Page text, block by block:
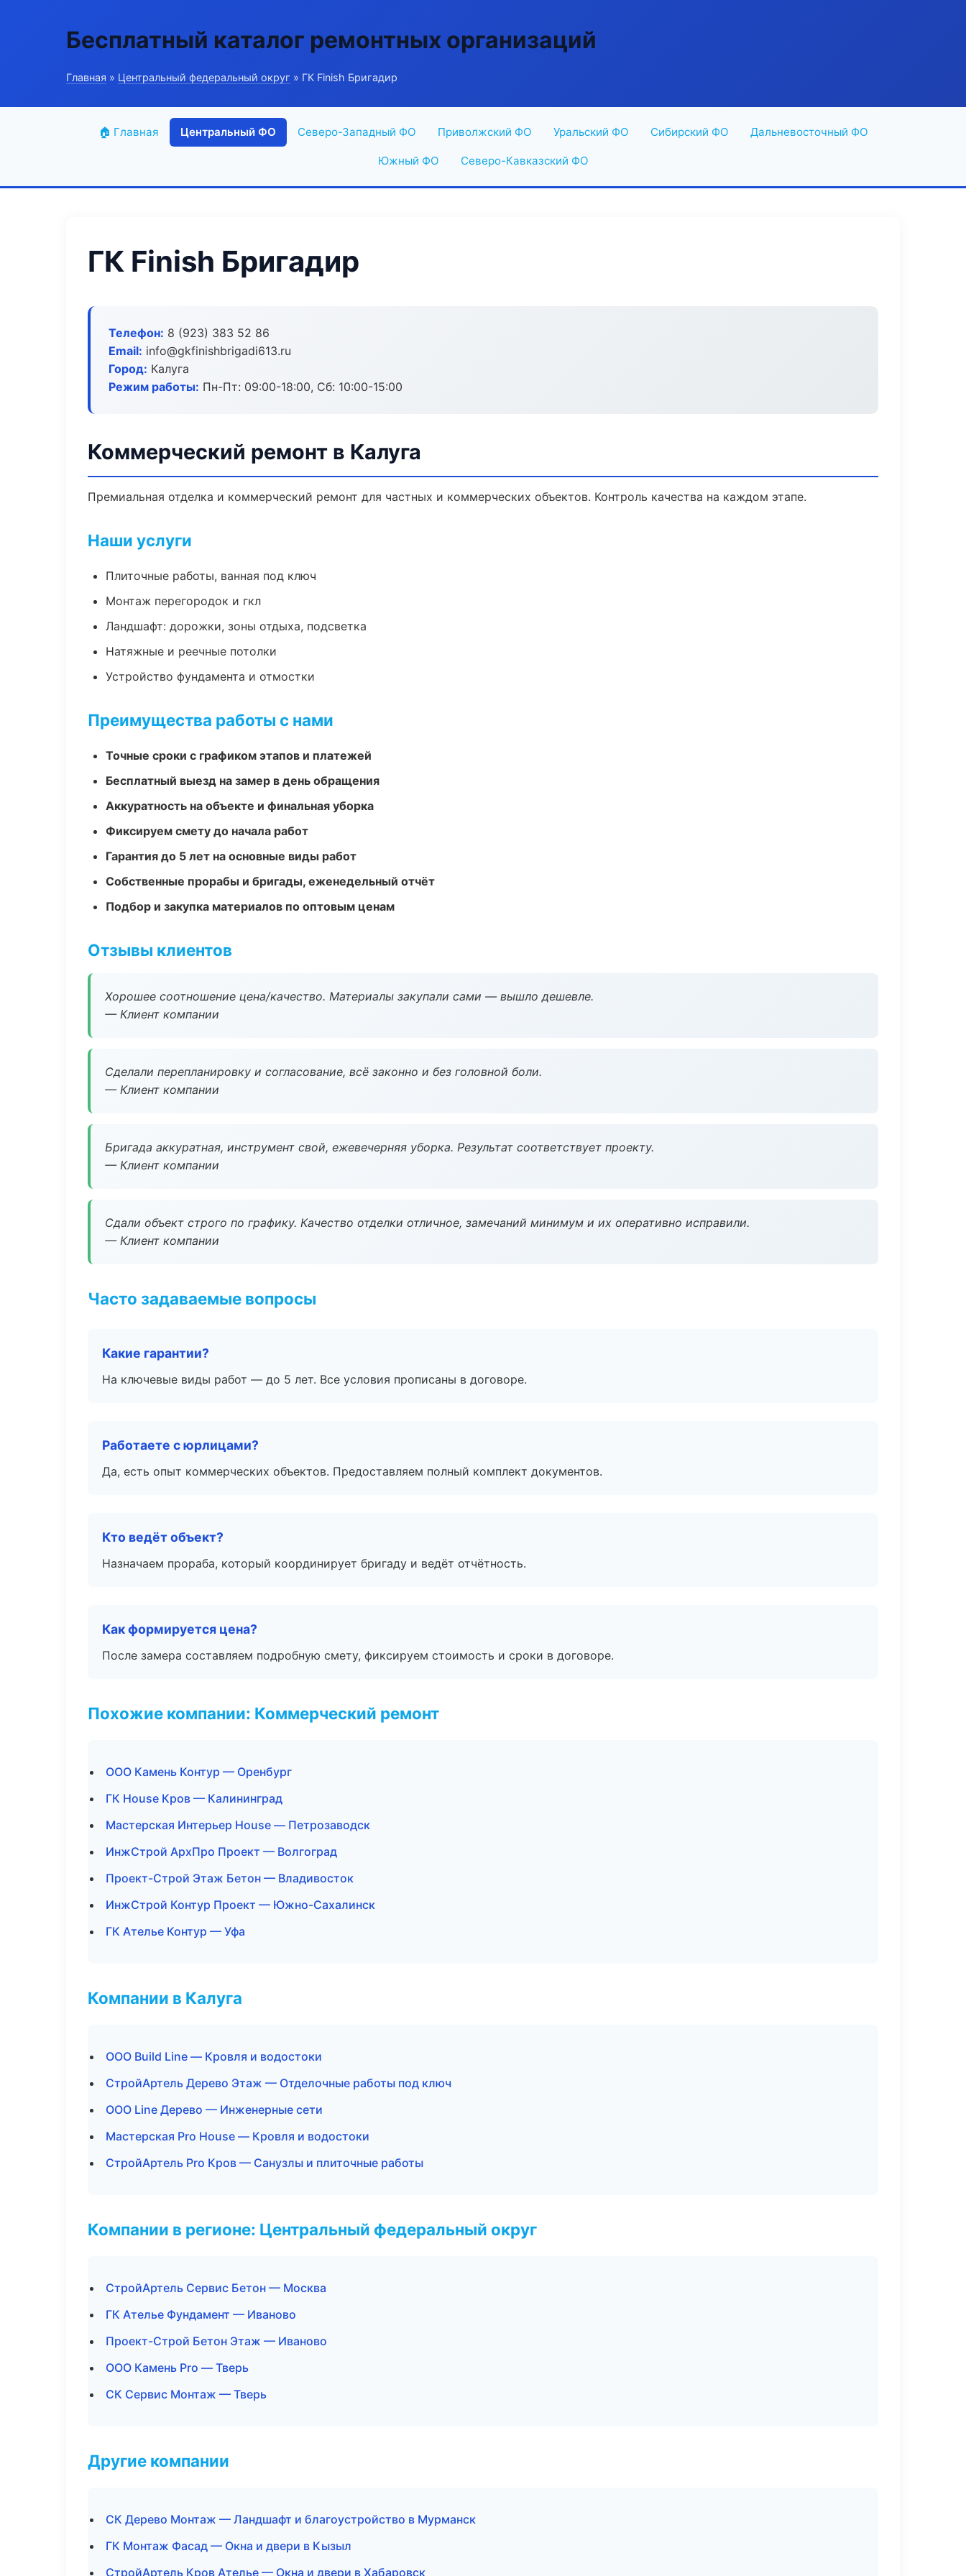
Бесплатный каталог ремонтных организаций
Главная » Центральный федеральный округ » ГК Finish Бригадир
🏠 Главная Центральный ФО Северо-Западный ФО Приволжский ФО Уральский ФО Сибирский ФО Дальневосточный ФО
Южный ФО Северо-Кавказский ФО
ГК Finish Бригадир
Телефон: 8 (923) 383 52 86
Email: info@gkfinishbrigadi613.ru
Город: Калуга
Режим работы: Пн-Пт: 09:00-18:00, Сб: 10:00-15:00
Коммерческий ремонт в Калуга
Премиальная отделка и коммерческий ремонт для частных и коммерческих объектов. Контроль качества на каждом этапе.
Наши услуги
Плиточные работы, ванная под ключ
Монтаж перегородок и гкл
Ландшафт: дорожки, зоны отдыха, подсветка
Натяжные и реечные потолки
Устройство фундамента и отмостки
Преимущества работы с нами
Точные сроки с графиком этапов и платежей
Бесплатный выезд на замер в день обращения
Аккуратность на объекте и финальная уборка
Фиксируем смету до начала работ
Гарантия до 5 лет на основные виды работ
Собственные прорабы и бригады, еженедельный отчёт
Подбор и закупка материалов по оптовым ценам
Отзывы клиентов
Хорошее соотношение цена/качество. Материалы закупали сами — вышло дешевле.
— Клиент компании
Сделали перепланировку и согласование, всё законно и без головной боли.
— Клиент компании
Бригада аккуратная, инструмент свой, ежевечерняя уборка. Результат соответствует проекту.
— Клиент компании
Сдали объект строго по графику. Качество отделки отличное, замечаний минимум и их оперативно исправили.
— Клиент компании
Часто задаваемые вопросы
Какие гарантии?
На ключевые виды работ — до 5 лет. Все условия прописаны в договоре.
Работаете с юрлицами?
Да, есть опыт коммерческих объектов. Предоставляем полный комплект документов.
Кто ведёт объект?
Назначаем прораба, который координирует бригаду и ведёт отчётность.
Как формируется цена?
После замера составляем подробную смету, фиксируем стоимость и сроки в договоре.
Похожие компании: Коммерческий ремонт
ООО Камень Контур — Оренбург
ГК House Кров — Калининград
Мастерская Интерьер House — Петрозаводск
ИнжСтрой АрхПро Проект — Волгоград
Проект-Строй Этаж Бетон — Владивосток
ИнжСтрой Контур Проект — Южно-Сахалинск
ГК Ателье Контур — Уфа
Компании в Калуга
ООО Build Line — Кровля и водостоки
СтройАртель Дерево Этаж — Отделочные работы под ключ
ООО Line Дерево — Инженерные сети
Мастерская Pro House — Кровля и водостоки
СтройАртель Pro Кров — Санузлы и плиточные работы
Компании в регионе: Центральный федеральный округ
СтройАртель Сервис Бетон — Москва
ГК Ателье Фундамент — Иваново
Проект-Строй Бетон Этаж — Иваново
ООО Камень Pro — Тверь
СК Сервис Монтаж — Тверь
Другие компании
СК Дерево Монтаж — Ландшафт и благоустройство в Мурманск
ГК Монтаж Фасад — Окна и двери в Кызыл
СтройАртель Кров Ателье — Окна и двери в Хабаровск